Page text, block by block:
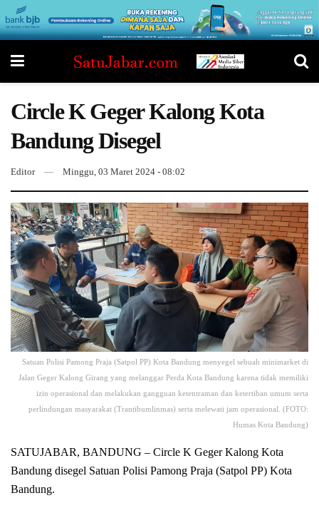
Circle K Geger Kalong Kota
Bandung Disegel
Editor Minggu, 03 Maret 2024 - 08:02
Satuan Polisi Pamong Praja (Satpol PP) Kota Bandung menyegel sebuah minimarket di
Jalan Geger Kalong Girang yang melanggar Perda Kota Bandung karena tidak memiliki
izin operasional dan melakukan gangguan ketentraman dan ketertiban umum serta
perlindungan masyarakat (Trantibumlinmas) serta melewati jam operasional. (FOTO:
Humas Kota Bandung)
SATUJABAR, BANDUNG – Circle K Geger Kalong Kota
Bandung disegel Satuan Polisi Pamong Praja (Satpol PP) Kota
Bandung.